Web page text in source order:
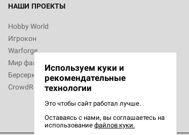
НАШИ ПРОЕКТЫ
Hobby World
Игрокон
Warforge
Мир фантастики
Берсерк
CrowdRepublic
Используем куки и
рекомендательные
технологии
Это чтобы сайт работал лучше.
Оставаясь с нами, вы соглашаетесь на
использование файлов куки.